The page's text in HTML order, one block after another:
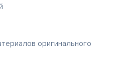
оригинального